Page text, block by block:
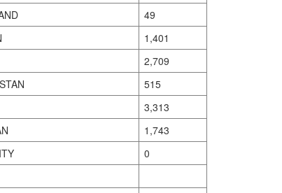
49
1,401
2,709
515
3,313
1,743
0